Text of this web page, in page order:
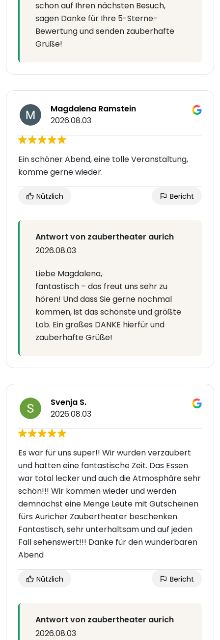
schon auf Ihren nächsten Besuch,
sagen Danke für Ihre 5-Sterne-
Bewertung und senden zauberhafte
Grüße!
Magdalena Ramstein
2026.08.03
Ein schöner Abend, eine tolle Veranstaltung,
komme gerne wieder.
Nützlich Bericht
Antwort von zaubertheater aurich
2026.08.03
Liebe Magdalena,
fantastisch – das freut uns sehr zu
hören! Und dass Sie gerne nochmal
kommen, ist das schönste und größte
Lob. Ein großes DANKE hierfür und
zauberhafte Grüße!
Svenja S.
2026.08.03
Es war für uns super!! Wir wurden verzaubert
und hatten eine fantastische Zeit. Das Essen
war total lecker und auch die Atmosphäre sehr
schön!!! Wir kommen wieder und werden
demnächst eine Menge Leute mit Gutscheinen
fürs Auricher Zaubertheater beschenken.
Fantastisch, sehr unterhaltsam und auf jeden
Fall sehenswert!!! Danke für den wunderbaren
Abend
Nützlich Bericht
Antwort von zaubertheater aurich
2026.08.03